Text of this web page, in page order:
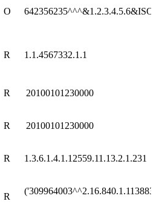
O
R 1.1.4567332.1.1
R 20100101230000
R 20100101230000
R 1.3.6.1.4.1.12559.11.13.2.1.231
R